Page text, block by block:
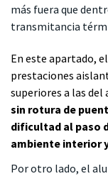
más fuera que
transmitancia
En este apartado,
prestaciones
superiores a las del
sin rotura de
dificultad al paso
ambiente interior
Por otro lado, el